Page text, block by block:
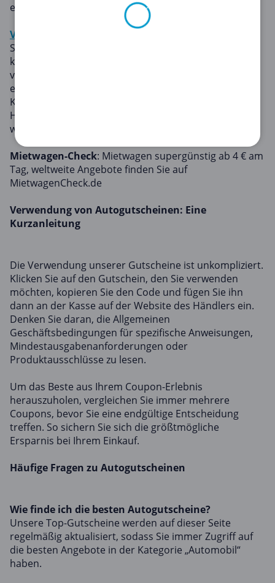
erhalten! Gültig bis zum 01.01.2024
Vergölst
Sommer für Sie! Sicher unterwegs und optimal
klimatisiert: Das sind Sie mit einem unserer
vergünstigten Auto-Urlaubsschecks – jetzt auch
exklusiv für Ihr E-Auto – und mit unserem attraktiven
Klimaservice.
Handeln Sie fast! Diese unglaublichen Angebote
werden nicht ewig gültig sein.
Mietwagen-Check: Mietwagen supergünstig ab 4 € am
Tag, weltweite Angebote finden Sie auf
MietwagenCheck.de
Verwendung von Autogutscheinen: Eine
Kurzanleitung
Die Verwendung unserer Gutscheine ist unkompliziert.
Klicken Sie auf den Gutschein, den Sie verwenden
möchten, kopieren Sie den Code und fügen Sie ihn
dann an der Kasse auf der Website des Händlers ein.
Denken Sie daran, die Allgemeinen
Geschäftsbedingungen für spezifische Anweisungen,
Mindestausgabenanforderungen oder
Produktausschlüsse zu lesen.
Um das Beste aus Ihrem Coupon-Erlebnis
herauszuholen, vergleichen Sie immer mehrere
Coupons, bevor Sie eine endgültige Entscheidung
treffen. So sichern Sie sich die größtmögliche
Ersparnis bei Ihrem Einkauf.
Häufige Fragen zu Autogutscheinen
Wie finde ich die besten Autogutscheine?
Unsere Top-Gutscheine werden auf dieser Seite
regelmäßig aktualisiert, sodass Sie immer Zugriff auf
die besten Angebote in der Kategorie „Automobil“
haben.